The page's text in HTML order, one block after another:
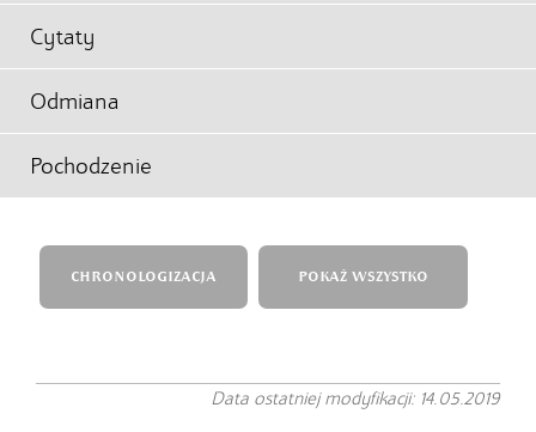
Cytaty
Odmiana
Pochodzenie
CHRONOLOGIZACJA POKAŻ WSZYSTKO
Data ostatniej modyfikacji: 14.05.2019